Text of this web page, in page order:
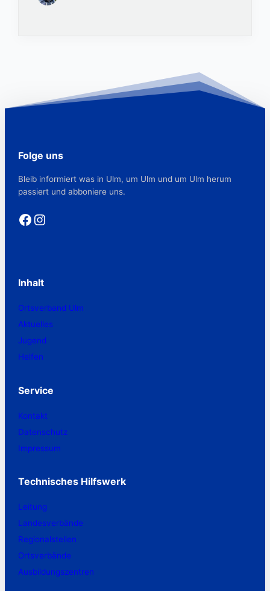
Folge uns
Bleib informiert was in Ulm, um Ulm und um Ulm herum
passiert und abboniere uns.
Facebook Instagram
Inhalt
Ortsverband Ulm
Aktuelles
Jugend
Helfen
Service
Kontakt
Datenschutz
Impressum
Technisches Hilfswerk
Leitung
Landesverbände
Regionalstellen
Ortsverbände
Ausbildungszentren